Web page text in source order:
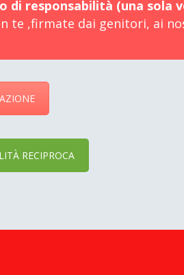
di responsabilità (una sola
te ,firmate dai genitori, ai
RECIPROCA